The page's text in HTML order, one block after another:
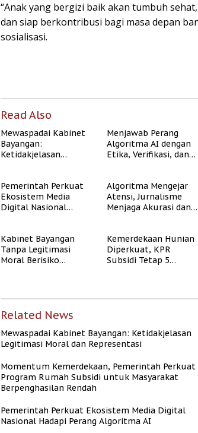
“Anak yang bergizi baik akan tumbuh
dan siap berkontribusi bagi masa depan
sosialisasi.
Read Also
Mewaspadai Kabinet
Bayangan:
Ketidakjelasan
Menjawab Perang
Algoritma AI dengan
Etika, Verifikasi, dan
Pemerintah Perkuat
Ekosistem Media
Digital Nasional
Algoritma Mengejar
Atensi, Jurnalisme
Menjaga Akurasi dan
Kabinet Bayangan
Tanpa Legitimasi
Moral Berisiko
Kemerdekaan Hunian
Diperkuat, KPR
Subsidi Tetap 5
Related News
Mewaspadai Kabinet Bayangan: Ketidakjelasan
Legitimasi Moral dan Representasi
Momentum Kemerdekaan, Pemerintah Perkuat
Program Rumah Subsidi untuk Masyarakat
Berpenghasilan Rendah
Pemerintah Perkuat Ekosistem Media Digital
Nasional Hadapi Perang Algoritma AI